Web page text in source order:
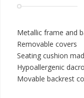
Metallic frame and
Removable covers
Seating cushion
Hypoallergenic
Movable backrest